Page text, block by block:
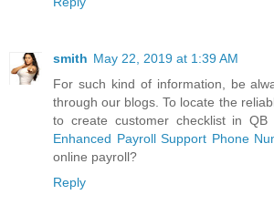
smith May 22, 2019 at 1:39 AM
For such kind of information, be
through our blogs. To locate the
to create customer checklist in QB
Enhanced Payroll Support Phone
online payroll?
Reply